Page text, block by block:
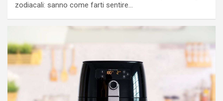
zodiacali: sanno come farti sentire…